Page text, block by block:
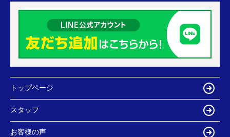
トップページ
スタッフ
お客様の声